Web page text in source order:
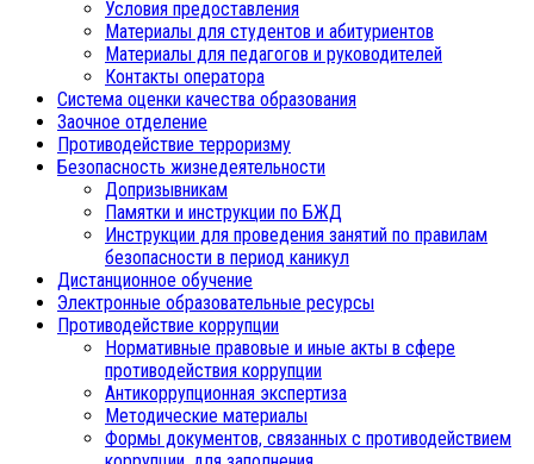
Условия предоставления
Материалы для студентов и абитуриентов
Материалы для педагогов и руководителей
Контакты оператора
Система оценки качества образования
Заочное отделение
Противодействие терроризму
Безопасность жизнедеятельности
Допризывникам
Памятки и инструкции по БЖД
Инструкции для проведения занятий по правилам
безопасности в период каникул
Дистанционное обучение
Электронные образовательные ресурсы
Противодействие коррупции
Нормативные правовые и иные акты в сфере
противодействия коррупции
Антикоррупционная экспертиза
Методические материалы
Формы документов, связанных с противодействием